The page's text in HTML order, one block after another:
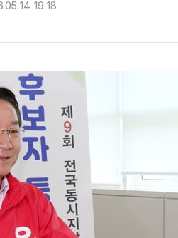
19:18